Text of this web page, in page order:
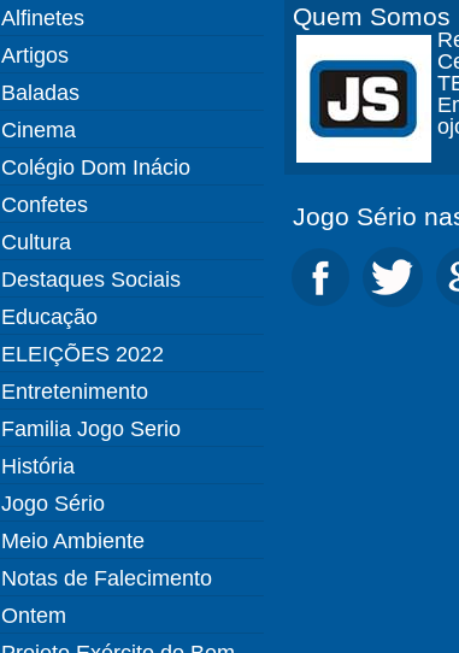
Alfinetes
Artigos
Baladas
Cinema
Colégio Dom Inácio
Confetes
Cultura
Destaques Sociais
Educação
ELEIÇÕES 2022
Entretenimento
Familia Jogo Serio
História
Jogo Sério
Meio Ambiente
Notas de Falecimento
Ontem
Quem Somos
Jogo Sério